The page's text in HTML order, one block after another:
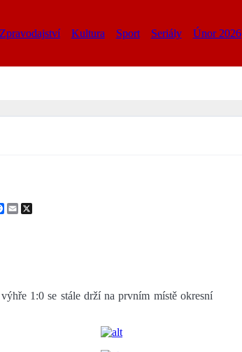
Zpravodajství Kultura Sport Seriály Únor 2026
Facebook
Email
1:0 se stále drží na prvním místě okresní